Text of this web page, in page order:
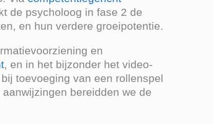
de psycholoog in fase 2 de
en hun verdere groeipotentie.
en
, en in het bijzonder het video-
toevoeging van een rollenspel
bereidden we de